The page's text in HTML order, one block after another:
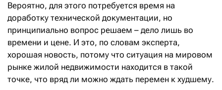
Вероятно, для этого потребуется время на
доработку технической документации, но
принципиально вопрос решаем – дело лишь во
времени и цене. И это, по словам эксперта,
хорошая новость, потому что ситуация на мировом
рынке жилой недвижимости находится в такой
точке, что вряд ли можно ждать перемен к худшему.